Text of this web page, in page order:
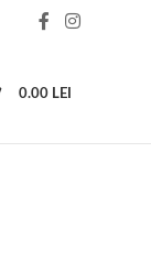
0.00 LEI